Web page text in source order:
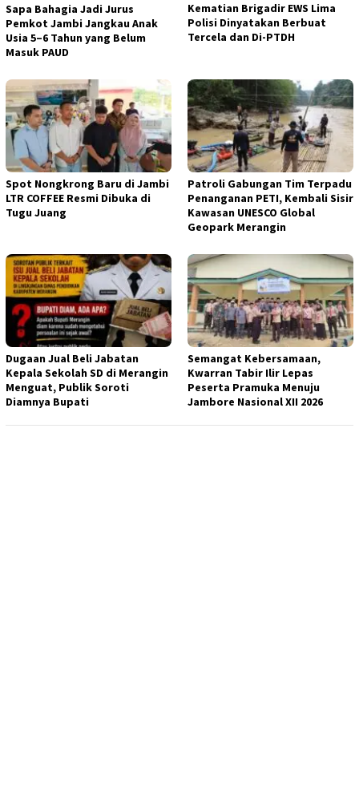
Sapa Bahagia Jadi Jurus
Pemkot Jambi Jangkau Anak
Usia 5–6 Tahun yang Belum
Masuk PAUD
Kematian Brigadir EWS Lima
Polisi Dinyatakan Berbuat
Tercela dan Di-PTDH
Spot Nongkrong Baru di Jambi
LTR COFFEE Resmi Dibuka di
Tugu Juang
Patroli Gabungan Tim Terpadu
Penanganan PETI, Kembali Sisir
Kawasan UNESCO Global
Geopark Merangin
Dugaan Jual Beli Jabatan
Kepala Sekolah SD di Merangin
Menguat, Publik Soroti
Diamnya Bupati
Semangat Kebersamaan,
Kwarran Tabir Ilir Lepas
Peserta Pramuka Menuju
Jambore Nasional XII 2026